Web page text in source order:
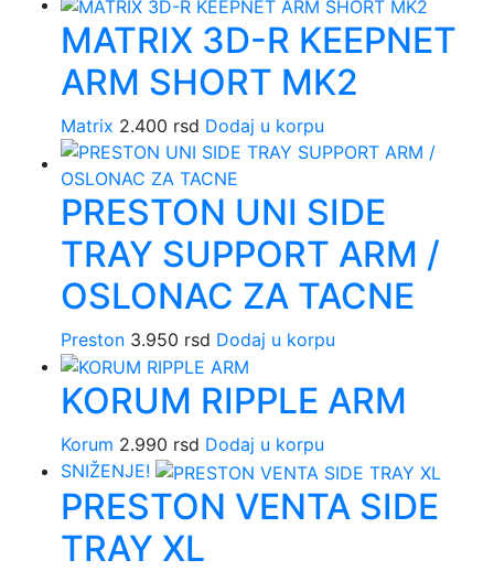
MATRIX 3D-R KEEPNET
ARM SHORT MK2
Matrix 2.400 rsd Dodaj u korpu
PRESTON UNI SIDE
TRAY SUPPORT ARM /
OSLONAC ZA TACNE
Preston 3.950 rsd Dodaj u korpu
KORUM RIPPLE ARM
Korum 2.990 rsd Dodaj u korpu
SNIŽENJE!
PRESTON VENTA SIDE
TRAY XL